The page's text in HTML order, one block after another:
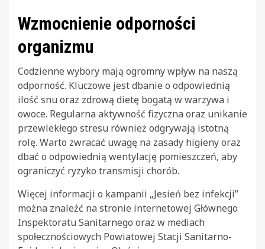
Wzmocnienie odporności
organizmu
Codzienne wybory mają ogromny wpływ na naszą
odporność. Kluczowe jest dbanie o odpowiednią
ilość snu oraz zdrową dietę bogatą w warzywa i
owoce. Regularna aktywność fizyczna oraz unikanie
przewlekłego stresu również odgrywają istotną
rolę. Warto zwracać uwagę na zasady higieny oraz
dbać o odpowiednią wentylację pomieszczeń, aby
ograniczyć ryzyko transmisji chorób.
Więcej informacji o kampanii „Jesień bez infekcji”
można znaleźć na stronie internetowej Głównego
Inspektoratu Sanitarnego oraz w mediach
społecznościowych Powiatowej Stacji Sanitarno-